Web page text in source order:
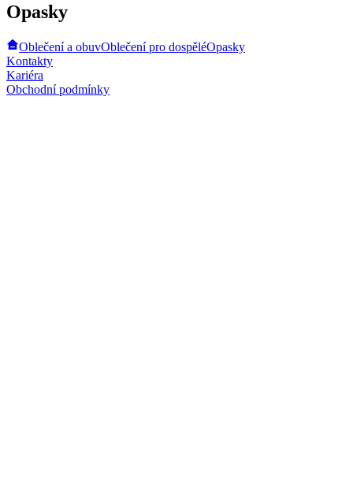
Opasky
Oblečení a obuvOblečení pro dospěléOpasky
Kontakty
Kariéra
Obchodní podmínky